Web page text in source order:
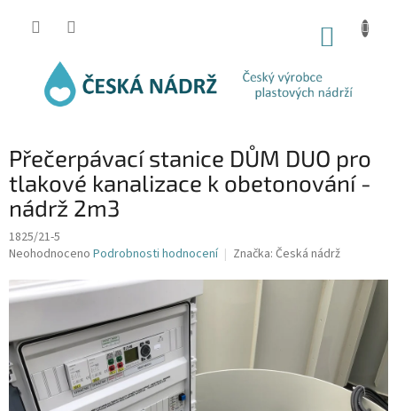
Přečerpávací stanice DŮM DUO pro
tlakové kanalizace k obetonování -
nádrž 2m3
1825/21-5
Průměrné
produktu
je
z
5
hvězdiček.
Neohodnoceno Podrobnosti hodnocení Značka: Česká nádrž